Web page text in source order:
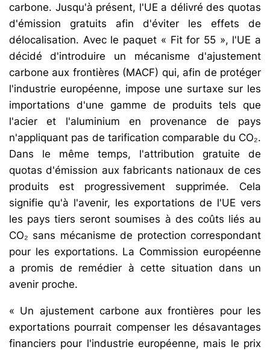
carbone. Jusqu'à présent, l'UE a délivré des quotas
d'émission gratuits afin d'éviter les effets de
délocalisation. Avec le paquet « Fit for 55 », l'UE a
décidé d'introduire un mécanisme d'ajustement
carbone aux frontières (MACF) qui, afin de protéger
l'industrie européenne, impose une surtaxe sur les
importations d'une gamme de produits tels que
l'acier et l'aluminium en provenance de pays
n'appliquant pas de tarification comparable du CO₂.
Dans le même temps, l'attribution gratuite de
quotas d'émission aux fabricants nationaux de ces
produits est progressivement supprimée. Cela
signifie qu'à l'avenir, les exportations de l'UE vers
les pays tiers seront soumises à des coûts liés au
CO₂ sans mécanisme de protection correspondant
pour les exportations. La Commission européenne
a promis de remédier à cette situation dans un
avenir proche.
« Un ajustement carbone aux frontières pour les
exportations pourrait compenser les désavantages
financiers pour l'industrie européenne, mais le prix